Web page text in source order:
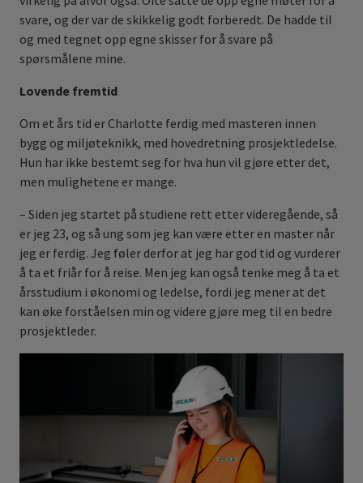
svare, og der var de skikkelig godt forberedt. De hadde til
og med tegnet opp egne skisser for å svare på
spørsmålene mine.
Lovende fremtid
Om et års tid er Charlotte ferdig med masteren innen
bygg og miljøteknikk, med hovedretning prosjektledelse.
Hun har ikke bestemt seg for hva hun vil gjøre etter det,
men mulighetene er mange.
– Siden jeg startet på studiene rett etter videregående, så
er jeg 23, og så ung som jeg kan være etter en master når
jeg er ferdig. Jeg føler derfor at jeg har god tid og vurderer
å ta et friår for å reise. Men jeg kan også tenke meg å ta et
årsstudium i økonomi og ledelse, fordi jeg mener at det
kan øke forståelsen min og videre gjøre meg til en bedre
prosjektleder.